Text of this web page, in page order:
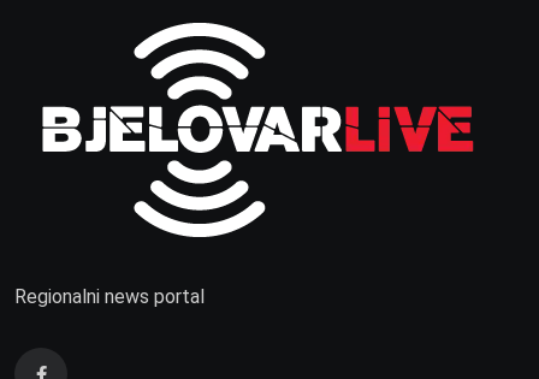
Regionalni news portal